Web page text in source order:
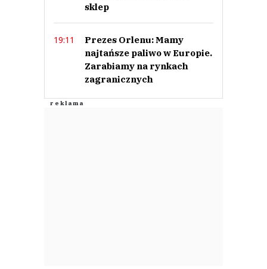
sklep
19:11
Prezes Orlenu: Mamy
najtańsze paliwo w Europie.
Zarabiamy na rynkach
zagranicznych